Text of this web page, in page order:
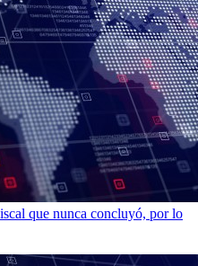
que nunca concluyó, por lo